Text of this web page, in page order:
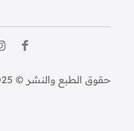
حقوق الطبع والنشر © Dexef 2014-2025